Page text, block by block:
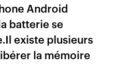
Android
batterie se
existe plusieurs
la mémoire